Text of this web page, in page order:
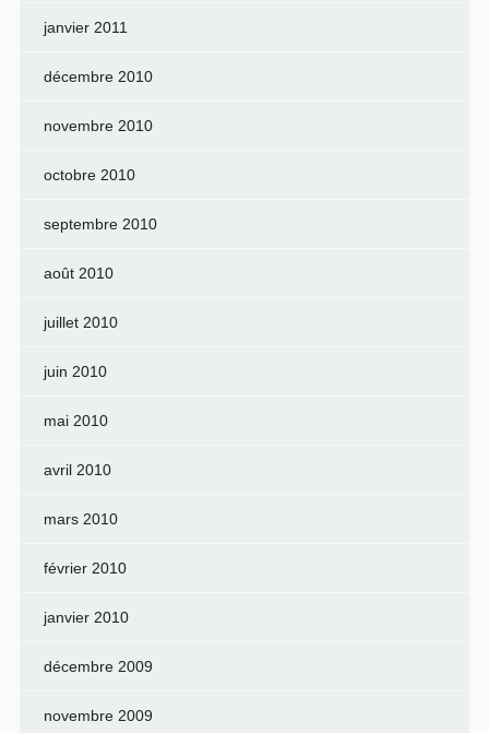
janvier 2011
décembre 2010
novembre 2010
octobre 2010
septembre 2010
août 2010
juillet 2010
juin 2010
mai 2010
avril 2010
mars 2010
février 2010
janvier 2010
décembre 2009
novembre 2009